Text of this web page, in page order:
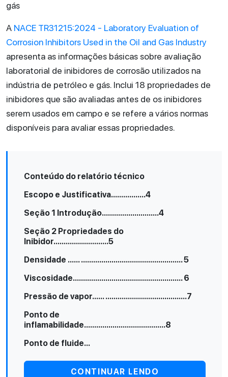
gás
A NACE TR31215:2024 - Laboratory Evaluation of
Corrosion Inhibitors Used in the Oil and Gas Industry
apresenta as informações básicas sobre avaliação
laboratorial de inibidores de corrosão utilizados na
indústria de petróleo e gás. Inclui 18 propriedades de
inibidores que são avaliadas antes de os inibidores
serem usados em campo e se refere a vários normas
disponíveis para avaliar essas propriedades.
Conteúdo do relatório técnico
Escopo e Justificativa.................4
Seção 1 Introdução............................4
Seção 2 Propriedades do
Inibidor...........................5
Densidade ...... .................................................. 5
Viscosidade...................................................... 6
Pressão de vapor...... ........................................7
Ponto de
inflamabilidade........................................8
Ponto de fluide...
CONTINUAR LENDO